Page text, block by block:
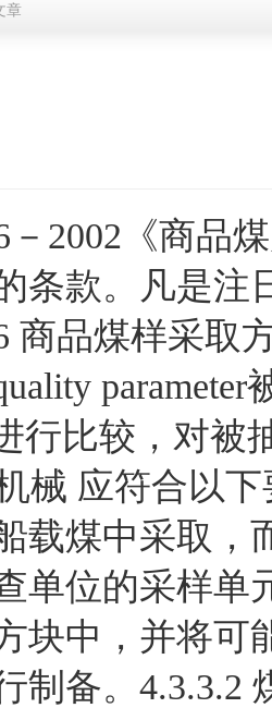
章
－2002《商品
条款。凡是注
商品煤样采取
行比较，对被
械 应符合以
载煤中采取，
单位的采样单
块中，并将可
制备。4.3.3.2